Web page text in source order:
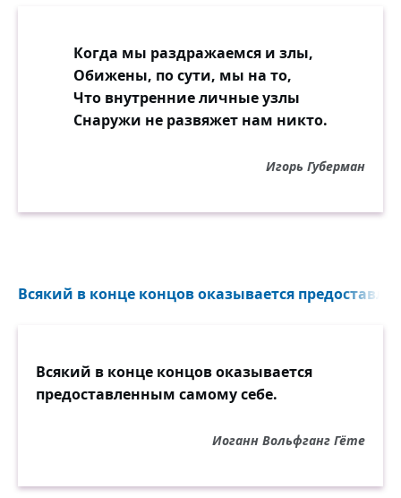
Когда мы раздражаемся и злы,
Обижены, по сути, мы на то,
Что внутренние личные узлы
Снаружи не развяжет нам никто.
Игорь Губерман
Всякий в конце концов оказывается
Всякий в конце концов оказывается
предоставленным самому себе.
Иоганн Вольфганг Гёте